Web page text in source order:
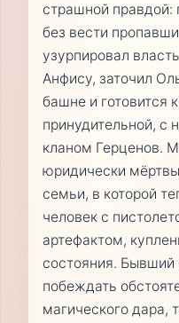
страшной правдой:
без вести
узурпировал
Анфису, заточил
башне и готовится
принудительной, с
кланом Герценов.
юридически
семьи, в которой
человек с
артефактом,
состояния.
побеждать
магического дара,